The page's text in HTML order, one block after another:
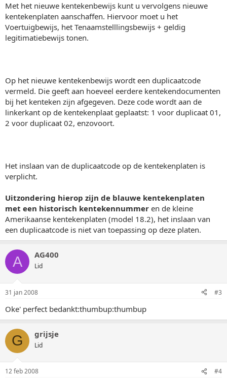
Met het nieuwe kentekenbewijs kunt u vervolgens nieuwe
kentekenplaten aanschaffen. Hiervoor moet u het
Voertuigbewijs, het Tenaamstelllingsbewijs + geldig
legitimatiebewijs tonen.
Op het nieuwe kentekenbewijs wordt een duplicaatcode
vermeld. Die geeft aan hoeveel eerdere kentekendocumenten
bij het kenteken zijn afgegeven. Deze code wordt aan de
linkerkant op de kentekenplaat geplaatst: 1 voor duplicaat 01,
2 voor duplicaat 02, enzovoort.
Het inslaan van de duplicaatcode op de kentekenplaten is
verplicht.
Uitzondering hierop zijn de blauwe kentekenplaten
met een historisch kentekennummer en de kleine
Amerikaanse kentekenplaten (model 18.2), het inslaan van
een duplicaatcode is niet van toepassing op deze platen.
A AG400
Lid
31 jan 2008 #3
Oke' perfect bedankt:thumbup:thumbup
G grijsje
Lid
12 feb 2008 #4